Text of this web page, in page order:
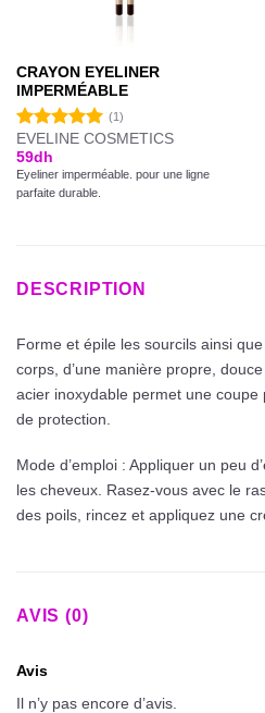
CRAYON EYELINER
IMPERMÉABLE
Note5.00
sur 5
(1)
EVELINE COSMETICS
59dh
Eyeliner imperméable. pour une ligne
parfaite durable.
DESCRIPTION
Forme et épile les sourcils ainsi
corps, d’une manière propre,
acier inoxydable permet une
de protection.
Mode d’emploi : Appliquer un peu
les cheveux. Rasez-vous avec le
des poils, rincez et appliquez une
AVIS (0)
Avis
Il n’y pas encore d’avis.